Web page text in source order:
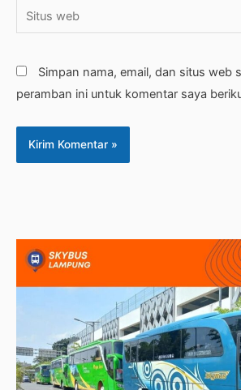
Situs
web
Simpan nama, email, dan situs web
peramban ini untuk komentar saya